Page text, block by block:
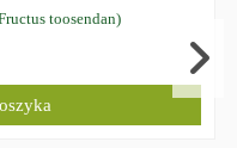
toosendan)